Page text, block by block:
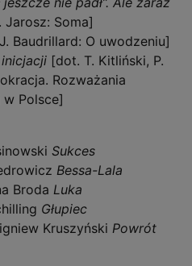
Jarosz: Soma]
Baudrillard: O uwodzeniu]
[dot. T. Kitliński, P.
Rozważania
Polsce]
Sukces
Bessa-Lala
Broda Luka
Głupiec
Kruszyński Powrót